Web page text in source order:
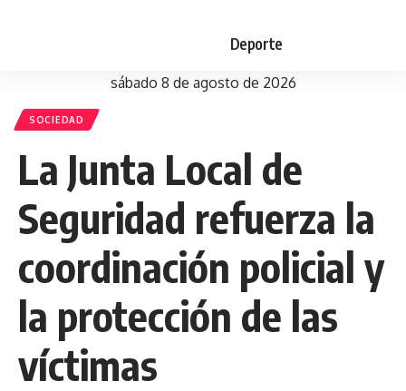
Deporte
sábado 8 de agosto de 2026
SOCIEDAD
La Junta Local de
Seguridad refuerza la
coordinación policial y
la protección de las
víctimas